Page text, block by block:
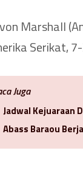
Marshall
Serikat,
Juga
Jadwal Kejuaraan
Abass Baraou